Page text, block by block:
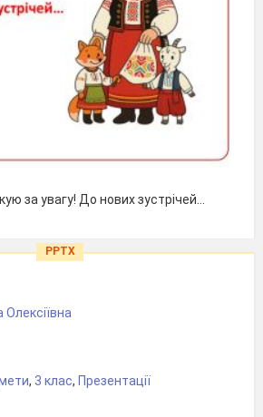
за увагу! До нових зустрічей…
PPTX
, 3 клас, Презентації